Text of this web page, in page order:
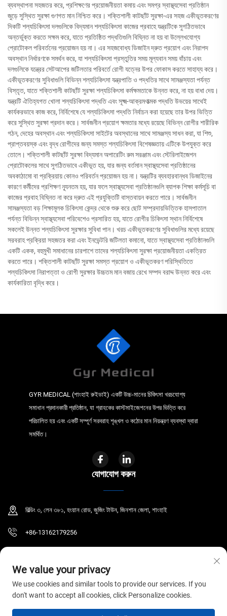
ব্যবস্থাপনা সহজতর করে, প্রশিক্ষণের প্রয়োজনীয়তা কমায় এবং সমগ্র স্বাস্থ্যসেবা প্রতিষ্ঠান
জুড়ে সুস্থিত সুরক্ষা গুণগত মান নিশ্চিত করে। শক্তিশালী কাটছাঁট সুরক্ষা-এর সহজ একীভূতকরণের
দিকটি শল্যচিকিৎসা দলগুলিকে বিদ্যমান শল্যচিকিৎসা কাজের প্রবাহে যন্ত্রটিকে সুগঠিতভাবে
অন্তর্ভুক্ত করতে সক্ষম করে, যাতে প্রতিষ্ঠিত পদ্ধতিগুলি বিঘ্নিত না হয় বা উল্লেখযোগ্য
প্রোটোকল পরিবর্তনের প্রয়োজন হয় না। এর সহজবোধ্য ডিজাইন দ্রুত প্রয়োগ এবং নিরাপদ
অবস্থান নির্ধারণকে সমর্থন করে, যা শল্যচিকিৎসা প্রস্তুতির সময় মূল্যবান সময় বাঁচায় এবং
দলগুলিকে যন্ত্রের সেটআপের জটিলতার পরিবর্তে রোগী যত্নের উপর ফোকাস করতে সাহায্য করে।
একীভূতকরণের সুবিধাগুলি বিভিন্ন শল্যচিকিৎসা যন্ত্রপাতি ও পদ্ধতির সাথে সামঞ্জস্যতা পর্যন্ত
বিস্তৃত, যাতে শক্তিশালী কাটছাঁট সুরক্ষা শল্যচিকিৎসা কর্মক্ষমতাকে উন্নত করে, না হয় বাধা দেয়।
যন্ত্রটি ঐতিহ্যগত খোলা শল্যচিকিৎসা পদ্ধতি এবং সূক্ষ্ম-আক্রমণাত্মক পদ্ধতি উভয়ের সাথেই
কার্যকরভাবে কাজ করে, নির্বিশেষে যে শল্যচিকিৎসা পদ্ধতি নির্বাচন করা হয়েছে তার উপর ভিত্তি
করে সুস্থিত সুরক্ষা প্রদান করে। সার্বজনীন প্রয়োগ ক্ষমতার মধ্যে রয়েছে বিভিন্ন রোগীর শারীরিক
গঠন, দেহের অবস্থান এবং শল্যচিকিৎসা সাইটের অবস্থানের সাথে সামঞ্জস্য সাধন করা, যা শিশু,
প্রাপ্তবয়স্ক এবং বৃদ্ধ রোগীদের জন্য সমস্ত শল্যচিকিৎসা বিশেষজ্ঞতায় এটিকে উপযুক্ত করে
তোলে। শক্তিশালী কাটছাঁট সুরক্ষা বিদ্যমান অপারেটিং রুম সরঞ্জাম এবং স্টেরিলাইজেশন
প্রোটোকলের সাথে সুগঠিতভাবে একীভূত হয়, যার জন্য বর্তমান স্বাস্থ্যসেবা প্রতিষ্ঠানের
অবকাঠামো বা প্রক্রিয়ায় কোনও পরিবর্তন প্রয়োজন হয় না। যন্ত্রটির ব্যবহারবান্ধব ডিজাইনের
কারণে কর্মীদের প্রশিক্ষণ ন্যূনতম হয়, যার ফলে স্বাস্থ্যসেবা প্রতিষ্ঠানগুলি ব্যাপক শিক্ষা কর্মসূচি বা
কাজের প্রবাহ বিঘ্নিত না করে দ্রুত এই প্রযুক্তিটি বাস্তবায়ন করতে পারে। সার্বজনীন
সামঞ্জস্যতা বড় শিক্ষামূলক চিকিৎসা কেন্দ্র থেকে শুরু করে ছোট সম্প্রদায়ভিত্তিক হাসপাতাল
পর্যন্ত বিভিন্ন স্বাস্থ্যসেবা পরিবেশেও প্রসারিত হয়, যাতে রোগীর চিকিৎসা স্থান নির্বিশেষে
সকলেই উন্নত শল্যচিকিৎসা সুরক্ষার সুবিধা পান। খরচ একীভূতকরণের সুবিধাগুলির মধ্যে রয়েছে
সরবরাহ প্রক্রিয়া সহজতর করা এবং ইনভেন্টরি জটিলতা কমানো, যাতে স্বাস্থ্যসেবা প্রতিষ্ঠানগুলি
একটি একক, বহুমুখী সমাধানের চারপাশে তাদের শল্যচিকিৎসা সুরক্ষা প্রয়োজনীয়তা একত্রিত
করতে পারে। শক্তিশালী কাটছাঁট সুরক্ষা সমস্ত প্রয়োগ ও একীভূতকরণ পরিস্থিতিতে
শল্যচিকিৎসা নিরাপত্তা ও রোগী সুরক্ষার উচ্চতম মান বজায় রেখে সম্পদ বরাদ্দ উন্নত করে এবং
কার্যকারিতা বৃদ্ধি করে।
GYR MEDICAL (শাংহাই রুইডাই) একটি উচ্চ-মানের চিকিৎসা খরচযোগ্য
সমাধান প্রদানকারী প্রতিষ্ঠান, যা গ্রাহকের কাস্টমাইজেশনের উপর ভিত্তি করে
পরিচালিত হয় এবং একটি সম্পূর্ণ সরবরাহ শৃঙ্খল ও কঠোর মান নিয়ন্ত্রণ ব্যবস্থা দ্বারা
সমর্থিত।
যোগাযোগ করুন
বিল্ডিং ৩, লেন ৩৮১, হংয়ান রোড, জুজিং টাউন, জিনশান জেলা, শাংহাই
+86-13162179256
We value your privacy
We use cookies and similar tools to provide our services. If you
don't want to accept all cookies, click Personalize cookies.